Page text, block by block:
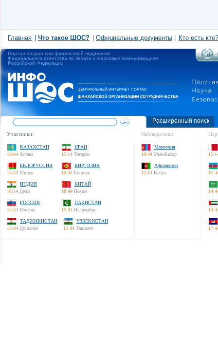
Главная Что такое ШОС? Официальные документы Кто есть кто?
Портал создан при финансовой поддержке
Федерального агентства по печати и массовым коммуникациям
Российской Федерации
Расширенный поиск
Участники:
КАЗАХСТАН
16:44 Астана
ИРАН
15:14 Тегеран
БЕЛОРУССИЯ
13:44 Минск
КИРГИЗИЯ
16:44 Бишкек
ИНДИЯ
16:14 Дели
КИТАЙ
18:44 Пекин
РОССИЯ
14:44 Москва
ПАКИСТАН
15:44 Исламабад
ТАДЖИКИСТАН
15:44 Душанбе
УЗБЕКИСТАН
15:44 Ташкент
Наблюдатели:
Монголия
18:44 Улан-Батор
Афганистан
15:14 Кабул